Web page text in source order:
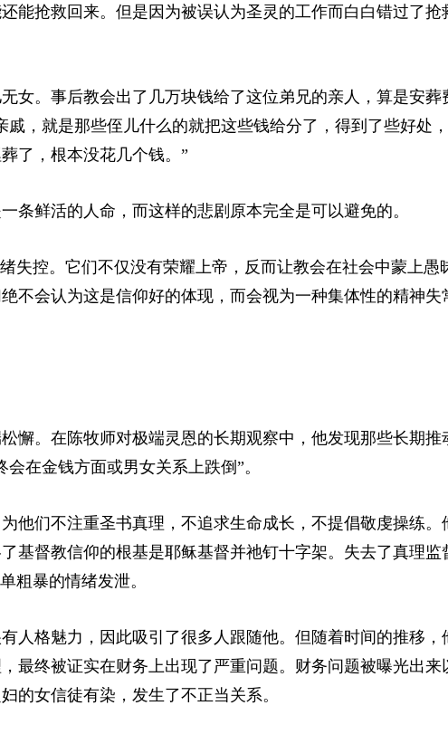
能抢救回来。但是因为被误认为圣灵的工作而白白错过了抢
女。事后教会出了几万块钱给了这位弟兄的亲人，算是安葬
，就是那些侄儿什么的就把这些钱给分了，得到了些好处
了，根本没花几个钱。”
条鲜活的人命，而这样的悲剧原本完全是可以避免的。
失控。它们不仅没有荣耀上帝，反而让教会在社会中蒙上愚
不会认为这是信仰好的体现，而会视为一种集体性的精神失
懈。在陈牧师对极端灵恩的长期观察中，他发现那些长期推
在金钱方面或男女关系上跌倒”。
他们不注重圣书真理，不追求生命成长，不提倡敬虔操练。
基督教信仰的根基是耶稣基督并祂钉十字架。失去了真理监
粗暴的情绪发泄。
人格魅力，因此吸引了很多人跟随他。但随着时间的推移，
最终被证实在财务上出现了严重问题。财务问题被曝光出来
女信徒有染，发生了不正当关系。